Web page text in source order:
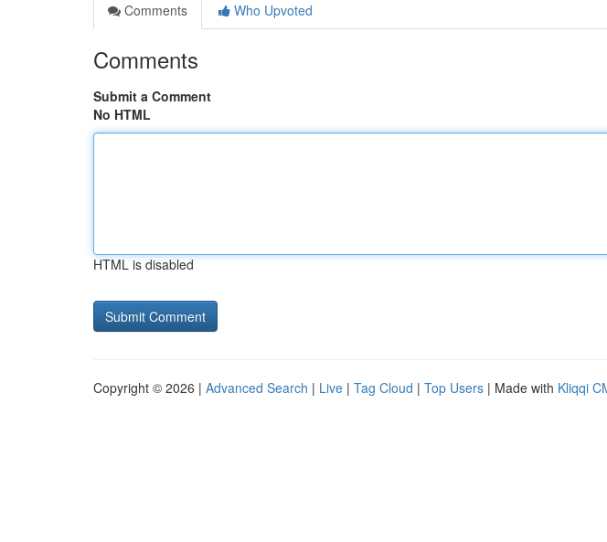
Comments
Who Upvoted
Comments
Submit a Comment
No HTML
HTML is disabled
Copyright © 2026 | Advanced Search | Live | Tag Cloud | Top Users | Made with Kliqqi